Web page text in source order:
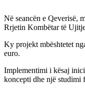
Në seancën e Qeverisë,
Rrjetin Kombëtar të
Ky projekt mbështetet
euro.
Implementimi i kësaj
koncepti dhe një studimi